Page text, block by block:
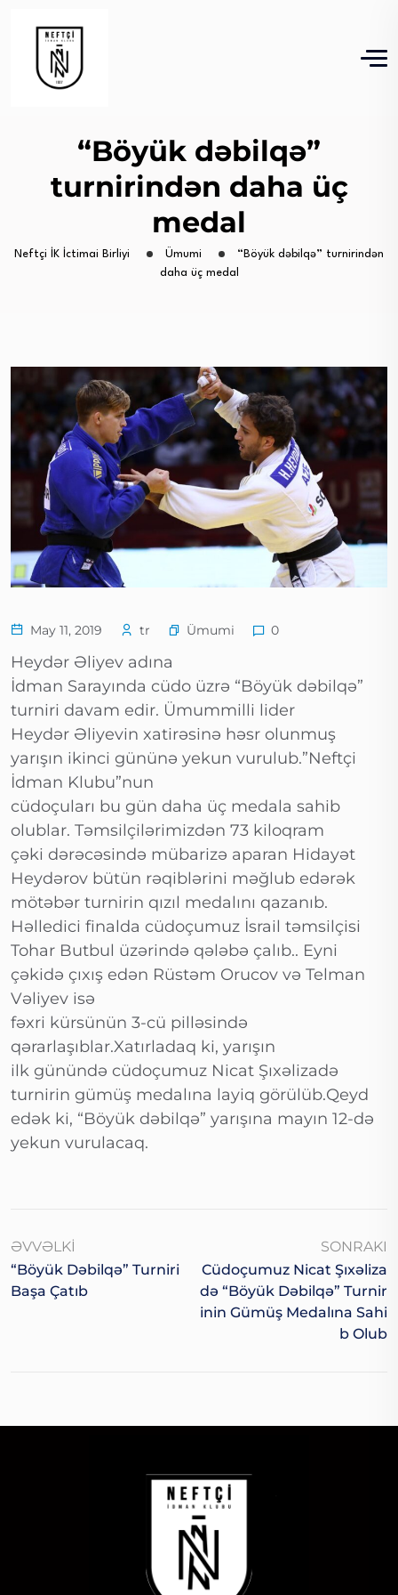
“Böyük dəbilqə”
turnirindən daha üç
medal
Neftçi İK İctimai Birliyi Ümumi
“Böyük dəbilqə” turnirindən
daha üç medal
May 11, 2019 tr Ümumi 0
Heydər Əliyev adına
İdman Sarayında cüdo üzrə “Böyük dəbilqə”
turniri davam edir. Ümummilli lider
Heydər Əliyevin xatirəsinə həsr olunmuş
yarışın ikinci gününə yekun vurulub.”Neftçi
İdman Klubu”nun
cüdoçuları bu gün daha üç medala sahib
olublar. Təmsilçilərimizdən 73 kiloqram
çəki dərəcəsində mübarizə aparan Hidayət
Heydərov bütün rəqiblərini məğlub edərək
mötəbər turnirin qızıl medalını qazanıb.
Həlledici finalda cüdoçumuz İsrail təmsilçisi
Tohar Butbul üzərində qələbə çalıb.. Eyni
çəkidə çıxış edən Rüstəm Orucov və Telman
Vəliyev isə
fəxri kürsünün 3-cü pilləsində
qərarlaşıblar.Xatırladaq ki, yarışın
ilk günündə cüdoçumuz Nicat Şıxəlizadə
turnirin gümüş medalına layiq görülüb.Qeyd
edək ki, “Böyük dəbilqə” yarışına mayın 12-də
yekun vurulacaq.
ƏVVƏLKI
“Böyük Dəbilqə” Turniri
Başa Çatıb
SONRAKI
Cüdoçumuz Nicat Şıxəliza
Də “Böyük Dəbilqə” Turnir
Inin Gümüş Medalına Sahi
B Olub